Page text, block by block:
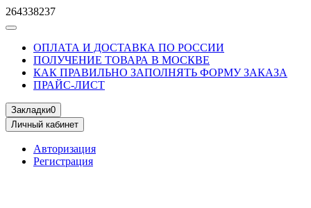
264338237
ОПЛАТА И ДОСТАВКА ПО РОССИИ
ПОЛУЧЕНИЕ ТОВАРА В МОСКВЕ
КАК ПРАВИЛЬНО ЗАПОЛНЯТЬ ФОРМУ ЗАКАЗА
ПРАЙС-ЛИСТ
Закладки0
Личный кабинет
Авторизация
Регистрация